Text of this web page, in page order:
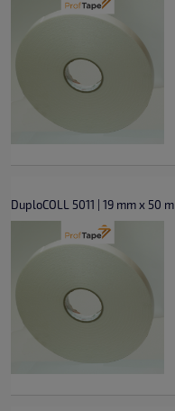
DuploCOLL 5011 | 19 mm x 50 m